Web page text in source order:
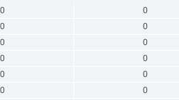
0 0
0 0
0 0
0 0
0 0
0 0